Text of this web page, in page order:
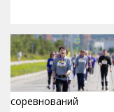
соревнований